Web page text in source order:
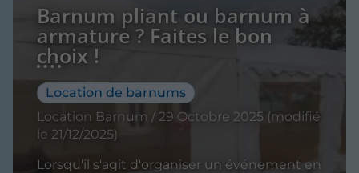
Barnum pliant ou barnum à
armature ? Faites le bon
choix !
Location de barnums
Location Barnum / 29 Octobre 2025 (modifié
le 21/12/2025)
Lorsqu'il s'agit d'organiser un événement en